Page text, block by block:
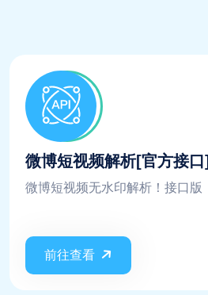
微博短视频解析[官方接口]
微博短视频无水印解析！接口版
前往查看